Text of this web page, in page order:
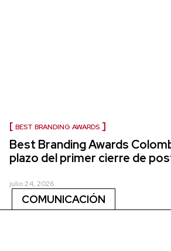
BEST BRANDING AWARDS
Best Branding Awards
plazo del primer cierre de
julio 24, 2026
COMUNICACIÓN